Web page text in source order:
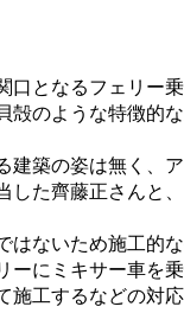
口となるフェリー
殻のような特徴的
建築の姿は無く、
した齊藤正さんと
はないため施工的
ーにミキサー車を
工するなどの対応